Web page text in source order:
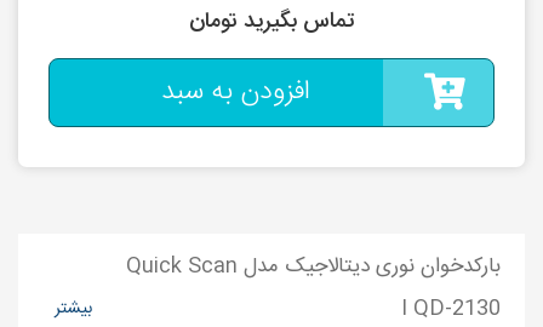
تماس بگیرید تومان
افزودن به سبد
بارکدخوان نوری دیتالاجیک مدل Quick Scan
I QD-2130
بیشتر